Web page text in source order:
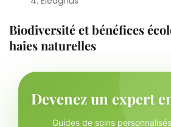
Biodiversité et bénéfices
haies naturelles
Devenez un expert
Guides de soins